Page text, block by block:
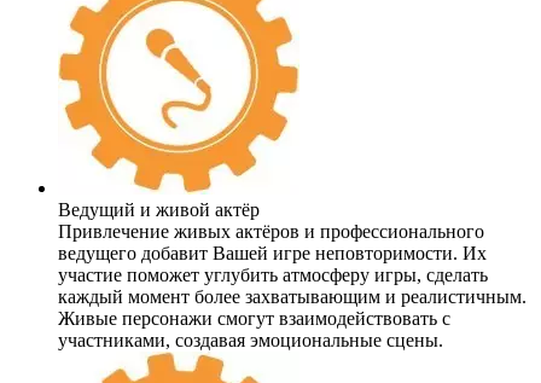
Ведущий и живой актёр
Привлечение живых актёров и профессионального
ведущего добавит Вашей игре неповторимости. Их
участие поможет углубить атмосферу игры, сделать
каждый момент более захватывающим и реалистичным.
Живые персонажи смогут взаимодействовать с
участниками, создавая эмоциональные сцены.